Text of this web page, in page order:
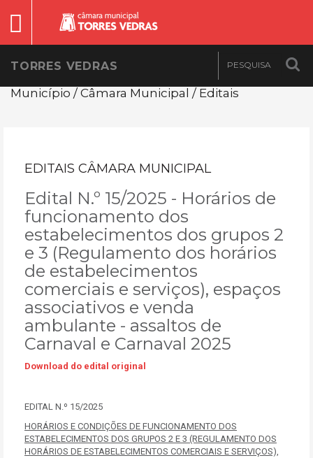
TORRES VEDRAS
Município / Câmara Municipal / Editais
EDITAIS CÂMARA MUNICIPAL
Edital N.º 15/2025 - Horários de
funcionamento dos
estabelecimentos dos grupos 2
e 3 (Regulamento dos horários
de estabelecimentos
comerciais e serviços), espaços
associativos e venda
ambulante - assaltos de
Carnaval e Carnaval 2025
Download do edital original
EDITAL N.º 15/2025
HORÁRIOS E CONDIÇÕES DE FUNCIONAMENTO DOS
ESTABELECIMENTOS DOS GRUPOS 2 E 3 (REGULAMENTO DOS
HORÁRIOS DE ESTABELECIMENTOS COMERCIAIS E SERVIÇOS),